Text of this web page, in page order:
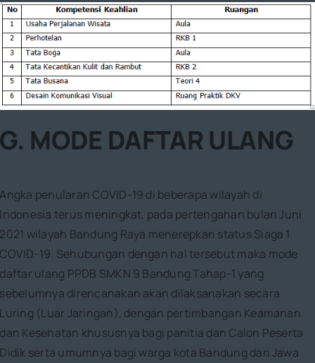
G. MODE DAFTAR ULANG
Angka penularan COVID-19 di beberapa wilayah di
Indonesia terus meningkat, pada pertengahan bulan Juni
2021 wilayah Bandung Raya menerepkan status Siaga 1
COVID-19. Sehubungan dengan hal tersebut maka mode
daftar ulang PPDB SMKN 9 Bandung Tahap-1 yang
sebelumnya direncanakan akan dilaksanakan secara
Luring (Luar Jaringan), dengan pertimbangan Keamanan
dan Kesehatan khususnya bagi panitia dan Calon Peserta
Didik serta umumnya bagi warga kota Bandung dan Jawa